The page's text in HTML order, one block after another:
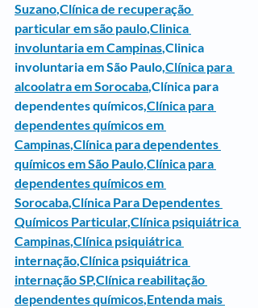
Suzano,Clínica de recuperação
particular em são paulo,Clinica
involuntaria em Campinas,Clinica
involuntaria em São Paulo,Clínica para
alcoolatra em Sorocaba,Clínica para
dependentes químicos,Clínica para
dependentes químicos em
Campinas,Clínica para dependentes
químicos em São Paulo,Clínica para
dependentes químicos em
Sorocaba,Clínica Para Dependentes
Químicos Particular,Clínica psiquiátrica
Campinas,Clínica psiquiátrica
internação,Clínica psiquiátrica
internação SP,Clínica reabilitação
dependentes químicos,Entenda mais